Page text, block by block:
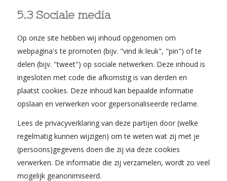
5.3 Sociale media
Op onze site hebben wij inhoud opgenomen om
webpagina's te promoten (bijv. "vind ik leuk", "pin") of te
delen (bijv. "tweet") op sociale netwerken. Deze inhoud is
ingesloten met code die afkomstig is van derden en
plaatst cookies. Deze inhoud kan bepaalde informatie
opslaan en verwerken voor gepersonaliseerde reclame.
Lees de privacyverklaring van deze partijen door (welke
regelmatig kunnen wijzigen) om te weten wat zij met je
(persoons)gegevens doen die zij via deze cookies
verwerken. De informatie die zij verzamelen, wordt zo veel
mogelijk geanonimiseerd.